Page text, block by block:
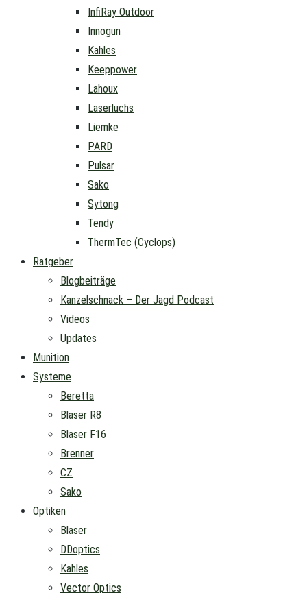
InfiRay Outdoor
Innogun
Kahles
Keeppower
Lahoux
Laserluchs
Liemke
PARD
Pulsar
Sako
Sytong
Tendy
ThermTec (Cyclops)
Ratgeber
Blogbeiträge
Kanzelschnack – Der Jagd Podcast
Videos
Updates
Munition
Systeme
Beretta
Blaser R8
Blaser F16
Brenner
CZ
Sako
Optiken
Blaser
DDoptics
Kahles
Vector Optics